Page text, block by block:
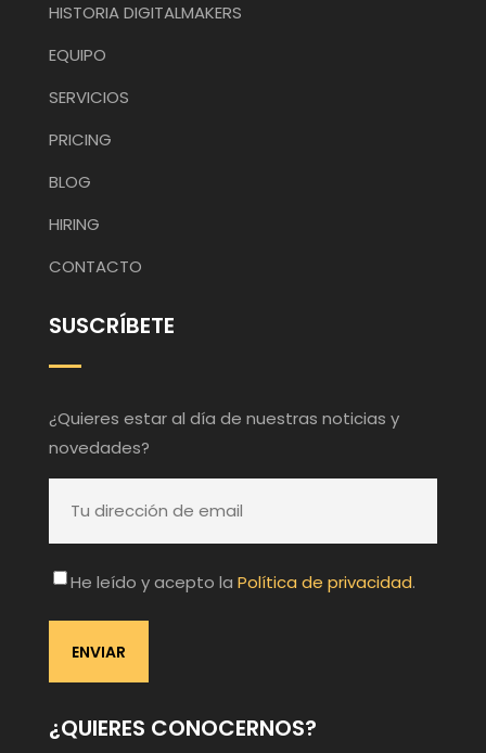
HISTORIA DIGITALMAKERS
EQUIPO
SERVICIOS
PRICING
BLOG
HIRING
CONTACTO
SUSCRÍBETE
¿Quieres estar al día de nuestras noticias y
novedades?
He leído y acepto la Política de privacidad.
¿QUIERES CONOCERNOS?